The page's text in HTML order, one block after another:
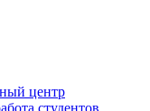
центр
студентов